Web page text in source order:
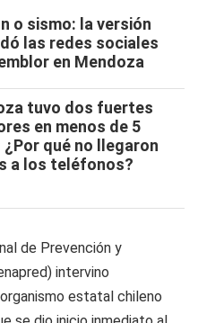
o sismo: la versión
las redes sociales
en Mendoza
tuvo dos fuertes
en menos de 5
¿Por qué no llegaron
a los teléfonos?
de Prevención y
intervino
estatal chileno